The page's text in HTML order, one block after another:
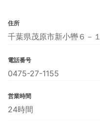
住所
千葉県茂原市新小轡６－１
電話番号
0475-27-1155
営業時間
24時間